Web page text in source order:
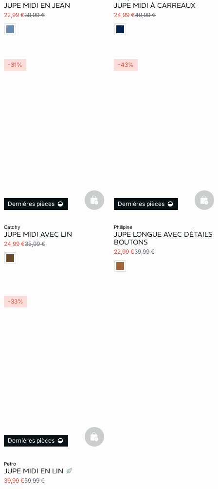
JUPE MIDI EN JEAN
22,99 €39,99 €
JUPE MIDI À CARREAUX
24,99 €49,99 €
catchy
JUPE MIDI AVEC LIN
24,99 €35,99 €
Dernières pièces basketfull
-31%
philipine
JUPE LONGUE AVEC DÉTAILS
BOUTONS
22,99 €39,99 €
Dernières pièces
-43%
petro
JUPE MIDI EN LIN
39,99 €59,99 €
Dernières pièces basketfull
-33%